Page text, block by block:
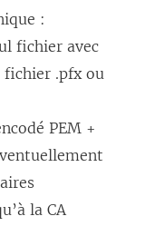
:
fichier avec
fichier .pfx ou
PEM +
la CA